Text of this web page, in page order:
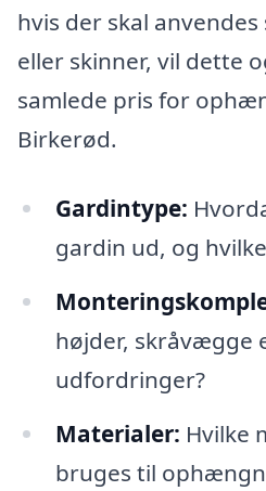
hvis der skal anvendes
eller skinner, vil dette
samlede pris for
Birkerød.
Gardintype:
gardin ud, og
højder, skråvægge
udfordringer?
Materialer: Hvilke
bruges til